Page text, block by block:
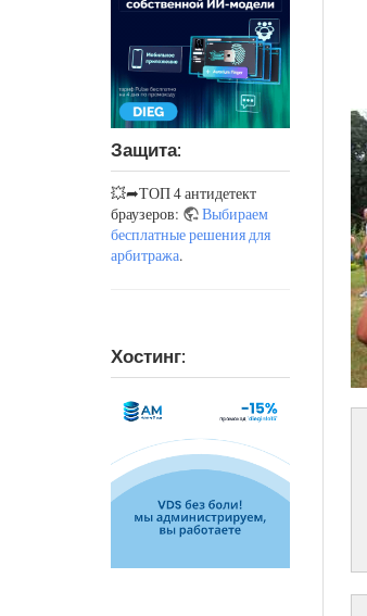
Защита:
💥➦ТОП 4 антидетект
браузеров:
Выбираем
бесплатные решения для
арбитража.
Хостинг: